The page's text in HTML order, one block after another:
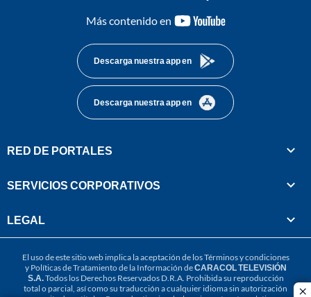
Más contenido en
youtube-
Descarga nuestra app en
Descarga nuestra app en
RED DE PORTALES
SERVICIOS CORPORATIVOS
LEGAL
El uso de este sitio web implica la aceptación de losTérminos y condiciones
y Políticas de Tratamiento de la Información deCARACOL TELEVISIÓN
S.A.Todos los Derechos Reservados D.R.A. Prohibida su reproducción
total o parcial, así como su traducción a cualquier idioma sin autorización